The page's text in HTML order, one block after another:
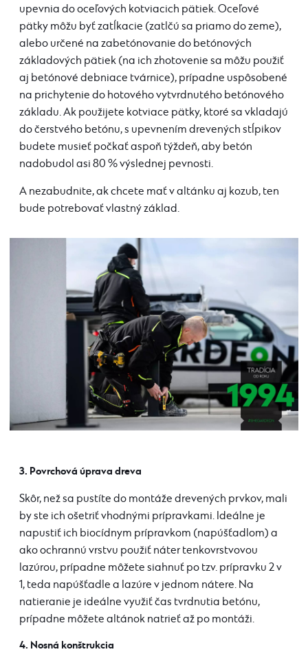
upevnia do oceľových kotviacich pätiek. Oceľové
pätky môžu byť zatĺkacie (zatlčú sa priamo do zeme),
alebo určené na zabetónovanie do betónových
základových pätiek (na ich zhotovenie sa môžu použiť
aj betónové debniace tvárnice), prípadne uspôsobené
na prichytenie do hotového vytvrdnutého betónového
základu. Ak použijete kotviace pätky, ktoré sa vkladajú
do čerstvého betónu, s upevnením drevených stĺpikov
budete musieť počkať aspoň týždeň, aby betón
nadobudol asi 80 % výslednej pevnosti.
A nezabudnite, ak chcete mať v altánku aj kozub, ten
bude potrebovať vlastný základ.
3. Povrchová úprava dreva
Skôr, než sa pustíte do montáže drevených prvkov, mali
by ste ich ošetriť vhodnými prípravkami. Ideálne je
napustiť ich biocídnym prípravkom (napúšťadlom) a
ako ochrannú vrstvu použiť náter tenkovrstvovou
lazúrou, prípadne môžete siahnuť po tzv. prípravku 2 v
1, teda napúšťadle a lazúre v jednom nátere. Na
natieranie je ideálne využiť čas tvrdnutia betónu,
prípadne môžete altánok natrieť až po montáži.
4. Nosná konštrukcia